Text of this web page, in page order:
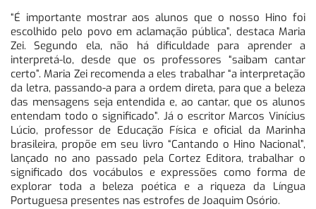
“É importante mostrar aos alunos que o nosso Hino foi
escolhido pelo povo em aclamação pública”, destaca Maria
Zei. Segundo ela, não há dificuldade para aprender a
interpretá-lo, desde que os professores “saibam cantar
certo”. Maria Zei recomenda a eles trabalhar “a interpretação
da letra, passando-a para a ordem direta, para que a beleza
das mensagens seja entendida e, ao cantar, que os alunos
entendam todo o significado”. Já o escritor Marcos Vinícius
Lúcio, professor de Educação Física e oficial da Marinha
brasileira, propõe em seu livro “Cantando o Hino Nacional”,
lançado no ano passado pela Cortez Editora, trabalhar o
significado dos vocábulos e expressões como forma de
explorar toda a beleza poética e a riqueza da Língua
Portuguesa presentes nas estrofes de Joaquim Osório.